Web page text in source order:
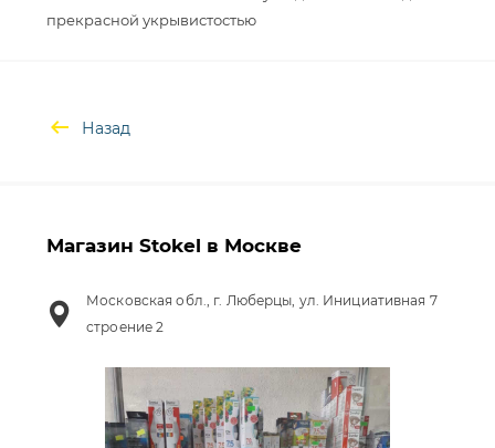
Назад
Магазин Stokel в Москве
Московская обл., г. Люберцы, ул. Инициативная 7
строение 2